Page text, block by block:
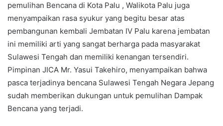
pemulihan Bencana di Kota Palu , Walikota Palu juga
menyampaikan rasa syukur yang begitu besar atas
pembangunan kembali Jembatan IV Palu karena jembatan
ini memiliki arti yang sangat berharga pada masyarakat
Sulawesi Tengah dan memiliki kenangan tersendiri.
Pimpinan JICA Mr. Yasui Takehiro, menyampaikan bahwa
pasca terjadinya bencana Sulawesi Tengah Negara Jepang
sudah memberikan dukungan untuk pemulihan Dampak
Bencana yang terjadi.